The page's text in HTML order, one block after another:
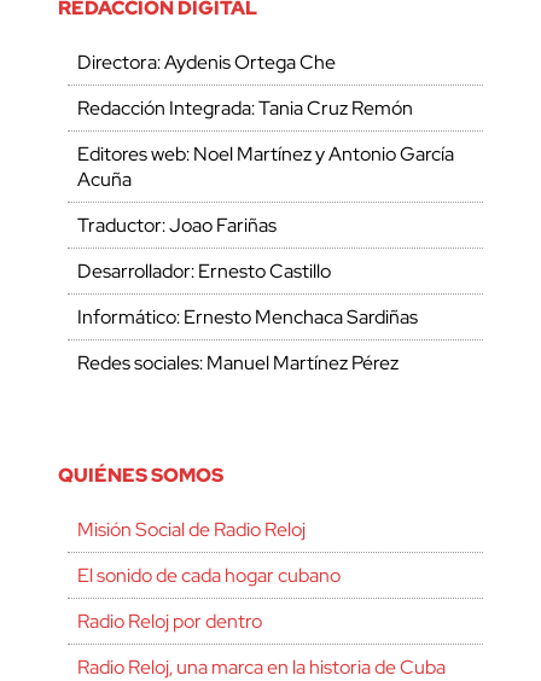
REDACCIÓN DIGITAL
Directora: Aydenis Ortega Che
Redacción Integrada: Tania Cruz Remón
Editores web: Noel Martínez y Antonio García
Acuña
Traductor: Joao Fariñas
Desarrollador: Ernesto Castillo
Informático: Ernesto Menchaca Sardiñas
Redes sociales: Manuel Martínez Pérez
QUIÉNES SOMOS
Misión Social de Radio Reloj
El sonido de cada hogar cubano
Radio Reloj por dentro
Radio Reloj, una marca en la historia de Cuba